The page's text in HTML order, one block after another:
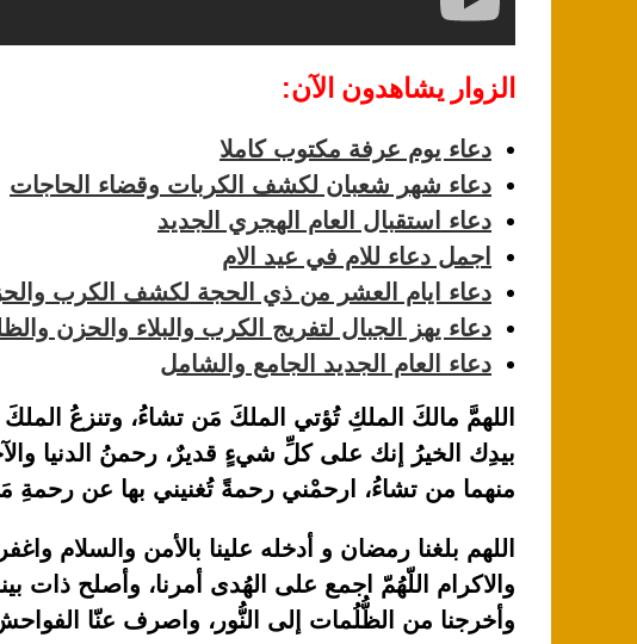
الزوار يشاهدون الآن:
دعاء يوم عرفة مكتوب كاملا
دعاء شهر شعبان لكشف الكربات وقضاء الحاجات
دعاء استقبال العام الهجري الجديد
اجمل دعاء للام في عيد الام
دعاء ايام العشر من ذي الحجة لكشف الكرب
دعاء يهز الجبال لتفريج الكرب والبلاء والحزن
دعاء العام الجديد الجامع والشامل
اللهمَّ مالكَ الملكِ تُؤتي الملكَ مَن تشاءُ، وتنزعُ
بيدِك الخيرُ إنك على كلِّ شيءٍ قديرٌ، رحمنُ الدنيا
منهما من تشاءُ، ارحمْني رحمةً تُغنيني بها عن
اللهم بلغنا رمضان و أدخله علينا بالأمن والسلام
والاكرام اللّهُمّ اجمع على الهُدى أمرنا، وأصلح ذات
وأخرجنا من الظُّلُمات إلى النُّور، واصرف عنّا